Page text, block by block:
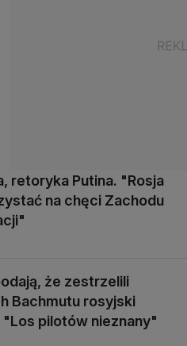
retoryka Putina. "Rosja
na chęci Zachodu
że zestrzelili
Bachmutu rosyjski
pilotów nieznany"